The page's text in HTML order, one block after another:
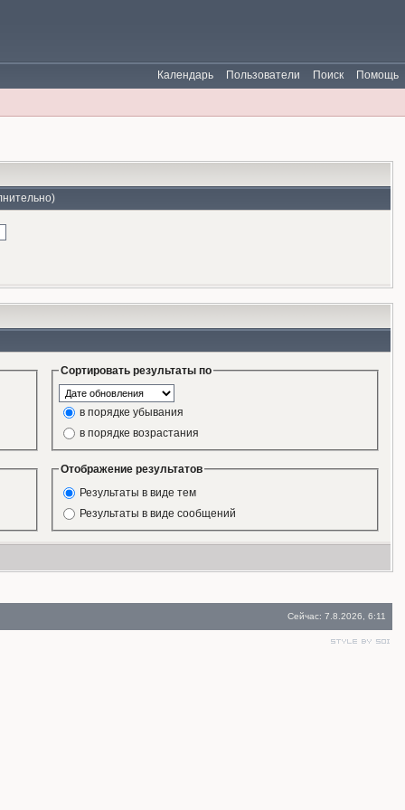
Помощь
Поиск
Пользователи
Календарь
Сортировать результаты по
в порядке убывания
в порядке возрастания
Отображение результатов
Результаты в виде тем
Результаты в виде сообщений
Сейчас: 7.8.2026, 6:11